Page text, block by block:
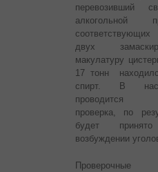
перевозивший
алкогольной
двух
макулатуру
17 тонн
спирт. В
проводится
проверка, по
будет
возбуждении
Проверочные